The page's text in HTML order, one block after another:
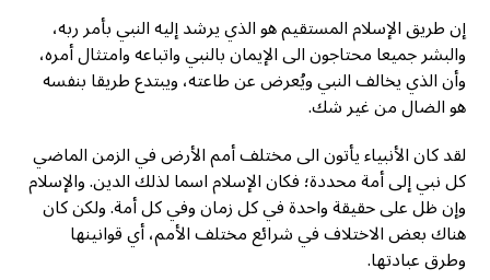
إن طريق الإسلام المستقيم هو الذي يرشد إليه النبي بأمر ربه،
والبشر جميعا محتاجون الى الإيمان بالنبي واتباعه وامتثال أمره،
وأن الذي يخالف النبي ويُعرض عن طاعته، ويبتدع طريقا بنفسه
هو الضال من غير شك.
لقد كان الأنبياء يأتون الى مختلف أمم الأرض في الزمن الماضي
كل نبي إلى أمة محددة؛ فكان الإسلام اسما لذلك الدين. والإسلام
وإن ظل على حقيقة واحدة في كل زمان وفي كل أمة. ولكن كان
هناك بعض الاختلاف في شرائع مختلف الأمم، أي قوانينها
وطرق عبادتها.